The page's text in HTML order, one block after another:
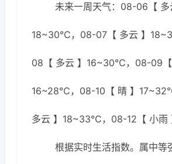
未来一周天气：08-06【 多
18~30℃，08-07【 多云 】
08【 多云 】16~30℃，08-09【
16~28℃，08-10【 晴 】
多云 】18~33℃，08-12【 小雨
根据实时生活指数。属中等